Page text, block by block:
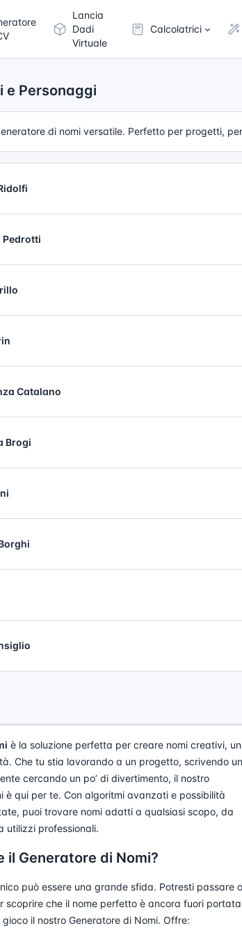
Lancia
Dadi
Virtuale
Calcolatrici
e Personaggi
di nomi versatile. Perfetto per progetti,
Catalano
Brogi
è la soluzione perfetta per creare nomi creativi,
Che tu stia lavorando a un progetto, scrivendo
cercando un po’ di divertimento, il nostro
è qui per te. Con algoritmi avanzati e possibilità
puoi trovare nomi adatti a qualsiasi scopo, da
utilizzi professionali.
il Generatore di Nomi?
può essere una grande sfida. Potresti passare
scoprire che il nome perfetto è ancora fuori
il nostro Generatore di Nomi. Offre: